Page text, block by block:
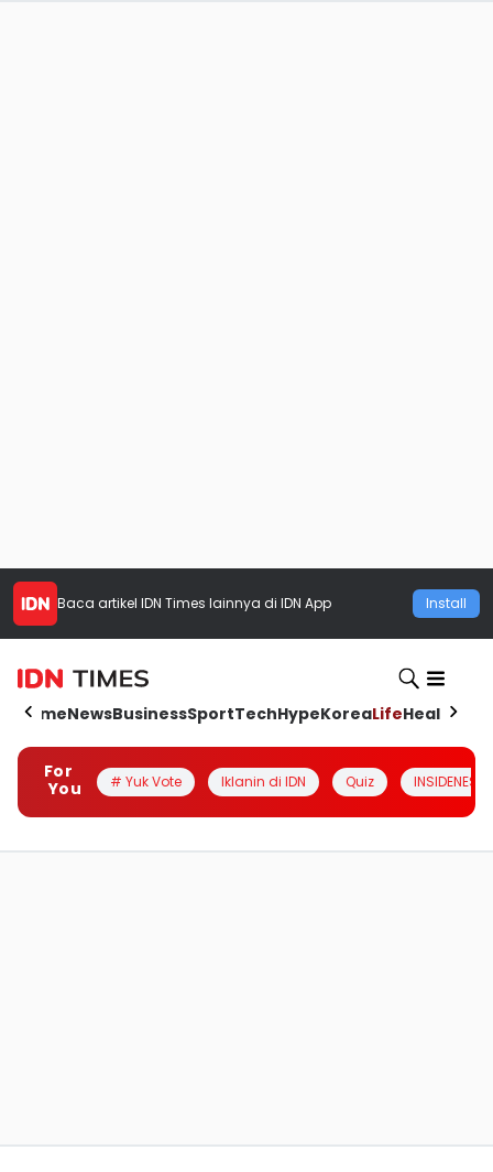
Baca artikel IDN Times lainnya di IDN App Install
HomeNewsBusinessSportTechHypeKoreaLifeHealth
For
You
# Yuk Vote Iklanin di IDN Quiz INSIDENESIA